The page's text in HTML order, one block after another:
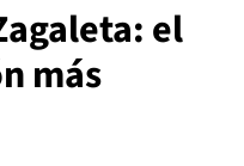
el
más